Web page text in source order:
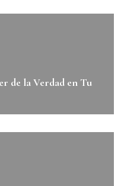
de la Verdad en Tu